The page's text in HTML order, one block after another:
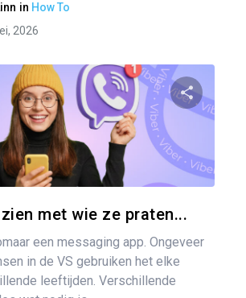
in How To
2026
met wie ze praten...
een messaging app. Ongeveer
in de VS gebruiken het elke
leeftijden. Verschillende